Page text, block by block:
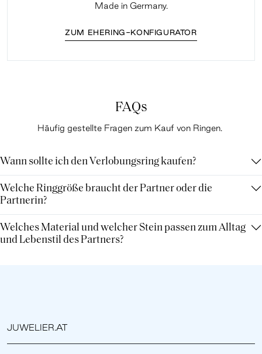
Made in Germany.
ZUM EHERING-KONFIGURATOR
FAQs
Häufig gestellte Fragen zum Kauf von Ringen.
Wann sollte ich den Verlobungsring kaufen?
Welche Ringgröße braucht der Partner oder die
Partnerin?
Welches Material und welcher Stein passen zum Alltag
und Lebenstil des Partners?
JUWELIER.AT